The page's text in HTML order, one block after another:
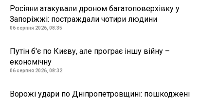
Росіяни атакували дроном багатоповерхівку у
Запоріжжі: постраждали чотири людини
06 серпня 2026, 08:35
Путін б'є по Києву, але програє іншу війну –
економічну
06 серпня 2026, 08:32
Ворожі удари по Дніпропетровщині: пошкоджені